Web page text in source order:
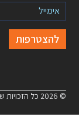
© 2026 כל הזכויות שמורות - המרכז לקידום זכיינות בישראל